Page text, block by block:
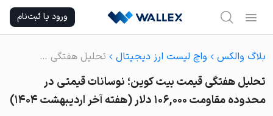
content
ورود یا ثبت‌نام
بلاگ والکس واچ لیست ارز دیجیتال تحلیل هفتگی قیمت بیت کوین؛ نوسانات قیمتی در محدوده مقاومت ۱۰۶,۰۰۰ دلار (هفته آخر اردیبهشت ۱۴۰۴)
تحلیل هفتگی قیمت بیت کوین؛ نوسانات قیمتی در
محدوده مقاومت ۱۰۶,۰۰۰ دلار (هفته آخر اردیبهشت ۱۴۰۴)